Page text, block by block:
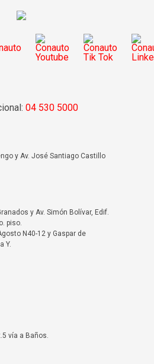
04 530 5000
y Av. José Santiago Castillo
y Av. Simón Bolívar, Edif.
piso.
N40-12 y Gaspar de
Y.
vía a Baños.